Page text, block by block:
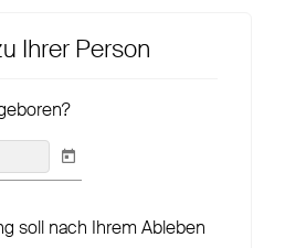
Ihrer Person
soll nach Ihrem Ableben